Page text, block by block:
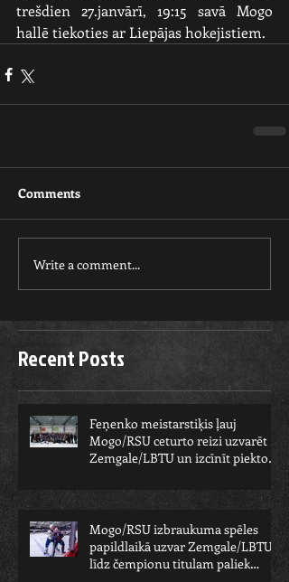
trešdien 27.janvārī, 19:15 savā Mogo
hallē tiekoties ar Liepājas hokejistiem.
Comments
Write a comment...
Recent Posts
Feņenko meistarstiķis ļauj
Mogo/RSU ceturto reizi uzvarēt
Zemgale/LBTU un izcīnīt piekto
Mogo/RSU izbraukuma spēles
papildlaikā uzvar Zemgale/LBTU -
līdz čempionu titulam paliek